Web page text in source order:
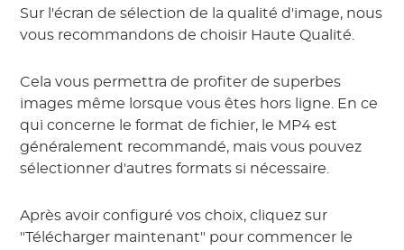
Sur l'écran de sélection de la qualité d'image, nous
vous recommandons de choisir Haute Qualité.
Cela vous permettra de profiter de superbes
images même lorsque vous êtes hors ligne. En ce
qui concerne le format de fichier, le MP4 est
généralement recommandé, mais vous pouvez
sélectionner d'autres formats si nécessaire.
Après avoir configuré vos choix, cliquez sur
"Télécharger maintenant" pour commencer le